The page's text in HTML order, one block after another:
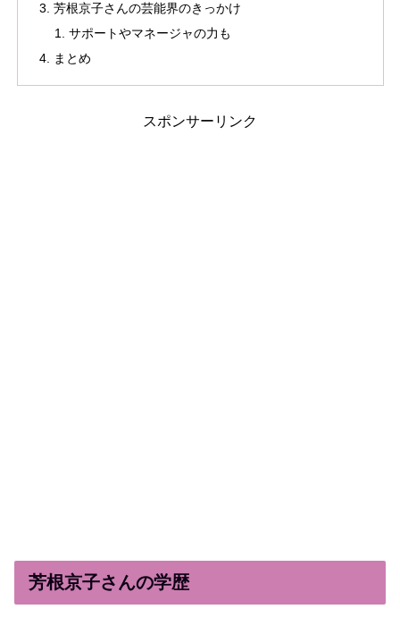
芳根京子さんの芸能界のきっかけ
サポートやマネージャの力も
まとめ
スポンサーリンク
芳根京子さんの学歴